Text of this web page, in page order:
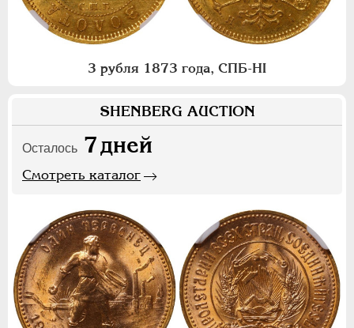
3 рубля 1873 года, СПБ-НI
SHENBERG AUCTION
Осталось 7дней
Смотреть каталог